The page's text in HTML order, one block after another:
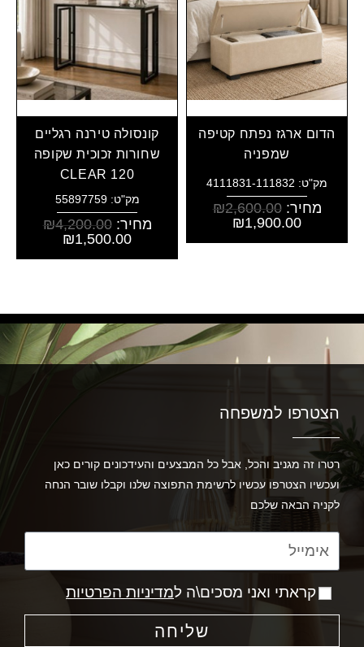
הדום ארגז נפתח קטיפה
שמפניה
מק"ט: 4111831-111832
מחיר: ₪2,600.00
₪1,900.00
קונסולה טירנה רגליים
שחורות זכוכית שקופה
CLEAR 120
מק"ט: 55897759
מחיר: ₪4,200.00
₪1,500.00
הצטרפו למשפחה
רטרו זה מגניב והכל, אבל כל המבצעים והעידכונים קורים כאן
ועכשיו הצטרפו עכשיו לרשימת התפוצה שלנו וקבלו שובר הנחה
לקניה הבאה שלכם
קראתי ואני מסכים\ה למדיניות הפרטיות
שליחה